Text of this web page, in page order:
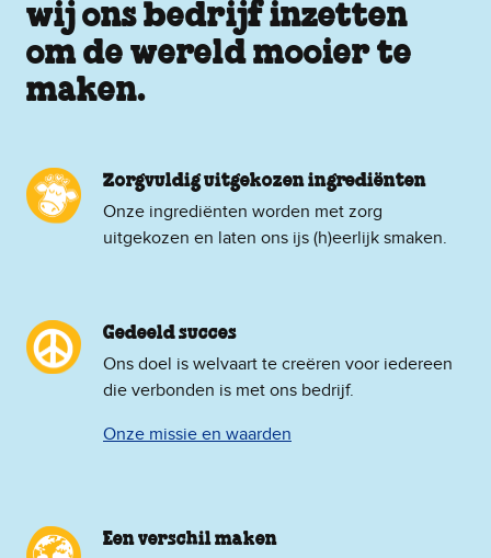
wij ons bedrijf inzetten
om de wereld mooier te
maken.
Zorgvuldig uitgekozen ingrediënten
Onze ingrediënten worden met zorg
uitgekozen en laten ons ijs (h)eerlijk smaken.
Gedeeld succes
Ons doel is welvaart te creëren voor iedereen
die verbonden is met ons bedrijf.
Onze missie en waarden
Een verschil maken